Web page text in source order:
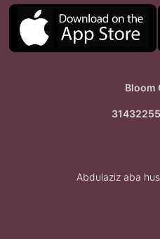
Bloom
6659, Abdulaziz aba